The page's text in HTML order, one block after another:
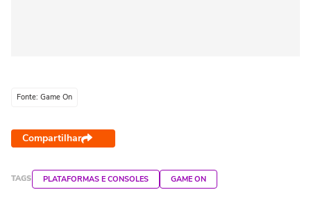
Fonte: Game On
Compartilhar
TAGS PLATAFORMAS E CONSOLES GAME ON